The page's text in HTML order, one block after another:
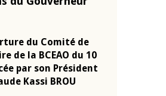
du Comité de
de la BCEAO du 4
par son Président
Kassi BROU